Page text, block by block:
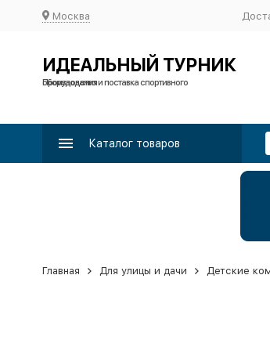
Москва
ИДЕАЛЬНЫЙ ТУРНИК
Производство и поставка спортивного оборудования
Каталог товаров
Главная Для улицы и дачи Детские